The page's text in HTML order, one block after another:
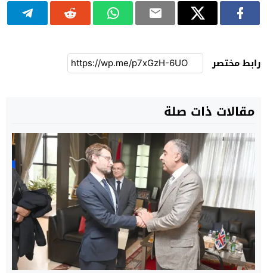
رابط مختصر
مقالات ذات صلة